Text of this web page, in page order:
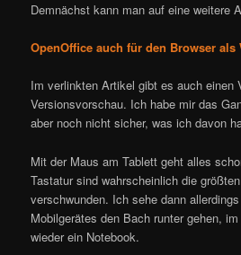
Demnächst kann man auf eine weitere
OpenOffice auch für den Browser als
Im verlinkten Artikel gibt es auch einen
Versionsvorschau. Ich habe mir das
aber noch nicht sicher, was ich davon
Mit der Maus am Tablett geht alles
Tastatur sind wahrscheinlich die
verschwunden. Ich sehe dann
Mobilgerätes den Bach runter gehen,
wieder ein Notebook.